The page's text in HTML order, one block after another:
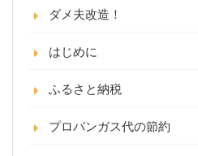
ダメ夫改造！
はじめに
ふるさと納税
プロパンガス代の節約